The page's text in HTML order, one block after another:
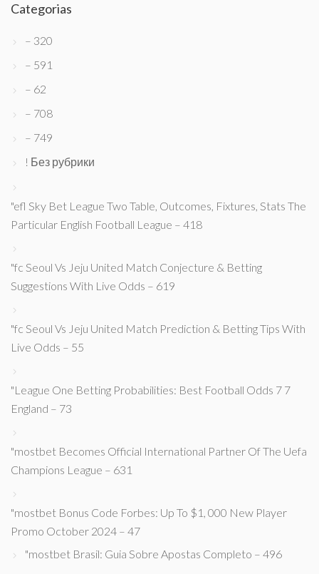
Categorias
– 320
– 591
– 62
– 708
– 749
! Без рубрики
"efl Sky Bet League Two Table, Outcomes, Fixtures, Stats The
Particular English Football League – 418
"fc Seoul Vs Jeju United Match Conjecture & Betting
Suggestions With Live Odds – 619
"fc Seoul Vs Jeju United Match Prediction & Betting Tips With
Live Odds – 55
"League One Betting Probabilities: Best Football Odds 7 7
England – 73
"mostbet Becomes Official International Partner Of The Uefa
Champions League – 631
"mostbet Bonus Code Forbes: Up To $1, 000 New Player
Promo October 2024 – 47
"mostbet Brasil: Guia Sobre Apostas Completo – 496